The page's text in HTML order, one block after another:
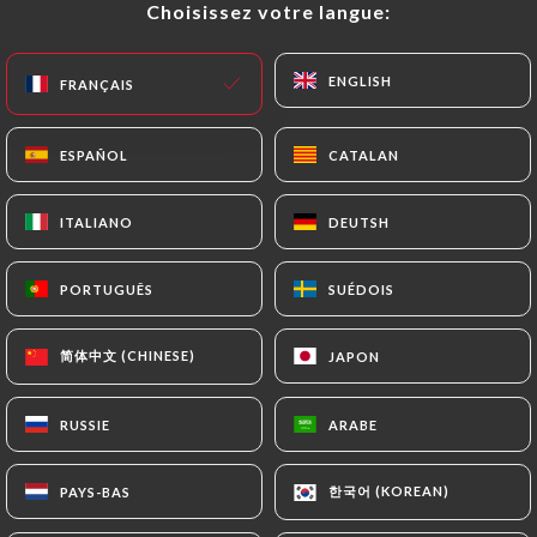
Choisissez votre langue:
FRANÇAIS ENGLISH
ESPAÑOL CATALAN
ITALIANO DEUTSH
PORTUGUÊS SUÉDOIS
简体中文 (CHINESE) JAPON
RUSSIE ARABE
PAYS-BAS 한국어 (KOREAN)
Contact
Africana Meltingpot
Choisissez votre langue:
FRANÇAIS ENGLISH
ESPAÑOL CATALAN
ITALIANO DEUTSH
PORTUGUÊS SUÉDOIS
简体中文 (CHINESE) JAPON
RUSSIE ARABE
PAYS-BAS 한국어 (KOREAN)